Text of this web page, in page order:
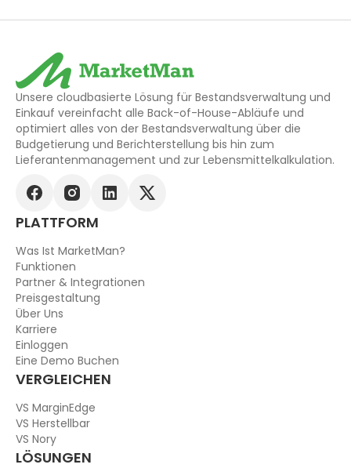
Unsere cloudbasierte Lösung für Bestandsverwaltung und
Einkauf vereinfacht alle Back-of-House-Abläufe und
optimiert alles von der Bestandsverwaltung über die
Budgetierung und Berichterstellung bis hin zum
Lieferantenmanagement und zur Lebensmittelkalkulation.
PLATTFORM
Was Ist MarketMan?
Funktionen
Partner & Integrationen
Preisgestaltung
Über Uns
Karriere
Einloggen
Eine Demo Buchen
VERGLEICHEN
VS MarginEdge
VS Herstellbar
VS Nory
LÖSUNGEN